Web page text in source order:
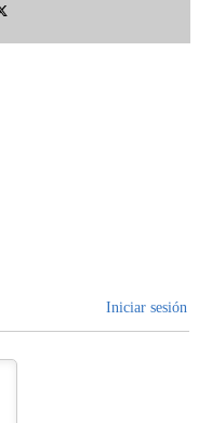
Iniciar sesión